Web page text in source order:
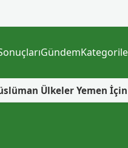
Gündem
Yemen İçin Neden Bir